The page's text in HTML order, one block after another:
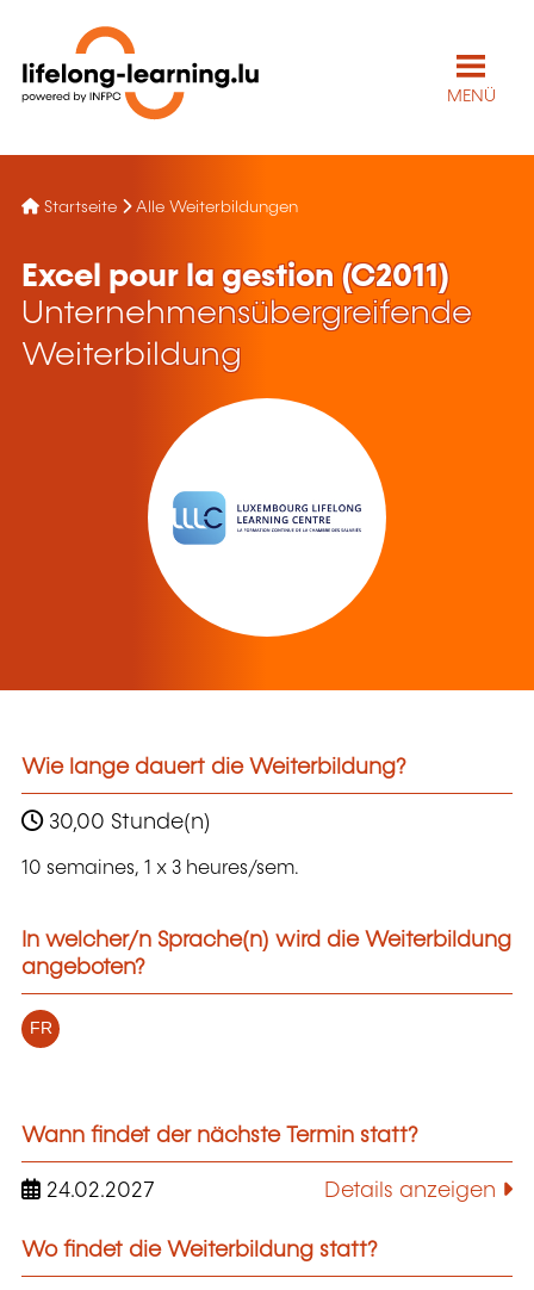
MENÜ
Startseite Alle Weiterbildungen
Excel pour la gestion (C2011)
Unternehmensübergreifende
Weiterbildung
Wie lange dauert die Weiterbildung?
30,00 Stunde(n)
10 semaines, 1 x 3 heures/sem.
In welcher/n Sprache(n) wird die Weiterbildung
angeboten?
FR
Wann findet der nächste Termin statt?
24.02.2027 Details anzeigen
Wo findet die Weiterbildung statt?